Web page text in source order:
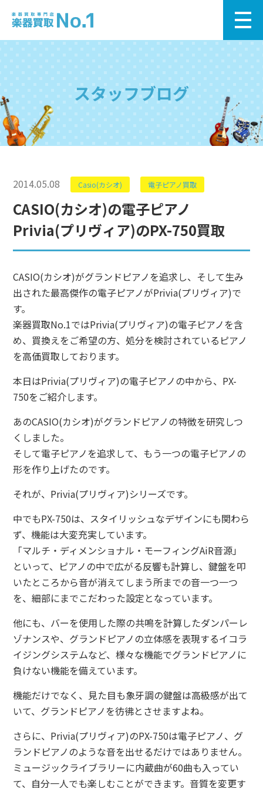
スタッフブログ
2014.05.08 Casio(カシオ) 電子ピアノ買取
CASIO(カシオ)の電子ピアノ
Privia(プリヴィア)のPX-750買取
CASIO(カシオ)がグランドピアノを追求し、そして生み
出された最高傑作の電子ピアノがPrivia(プリヴィア)で
す。
楽器買取No.1ではPrivia(プリヴィア)の電子ピアノを含
め、買換えをご希望の方、処分を検討されているピアノ
を高価買取しております。
本日はPrivia(プリヴィア)の電子ピアノの中から、PX-
750をご紹介します。
あのCASIO(カシオ)がグランドピアノの特徴を研究しつ
くしました。
そして電子ピアノを追求して、もう一つの電子ピアノの
形を作り上げたのです。
それが、Privia(プリヴィア)シリーズです。
中でもPX-750は、スタイリッシュなデザインにも関わら
ず、機能は大変充実しています。
「マルチ・ディメンショナル・モーフィングAiR音源」
といって、ピアノの中で広がる反響も計算し、鍵盤を叩
いたところから音が消えてしまう所までの音一つ一つ
を、細部にまでこだわった設定となっています。
他にも、バーを使用した際の共鳴を計算したダンパーレ
ゾナンスや、グランドピアノの立体感を表現するイコラ
イジングシステムなど、様々な機能でグランドピアノに
負けない機能を備えています。
機能だけでなく、見た目も象牙調の鍵盤は高級感が出て
いて、グランドピアノを彷彿とさせますよね。
さらに、Privia(プリヴィア)のPX-750は電子ピアノ、グ
ランドピアノのような音を出せるだけではありません。
ミュージックライブラリーに内蔵曲が60曲も入ってい
て、自分一人でも楽しむことができます。音質を変更す